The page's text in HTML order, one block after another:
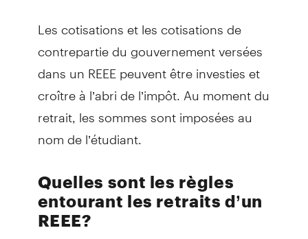
Les cotisations et les cotisations de
contrepartie du gouvernement versées
dans un REEE peuvent être investies et
croître à l’abri de l’impôt. Au moment du
retrait, les sommes sont imposées au
nom de l’étudiant.
Quelles sont les règles
entourant les retraits d’un
REEE?